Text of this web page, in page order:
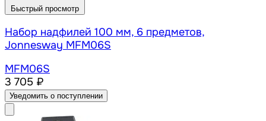
Быстрый просмотр
Набор надфилей 100 мм, 6 предметов,
Jonnesway MFM06S
MFM06S
3 705 ₽
Уведомить о поступлении